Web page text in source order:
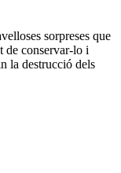
sorpreses que
de conservar-lo i
la destrucció dels